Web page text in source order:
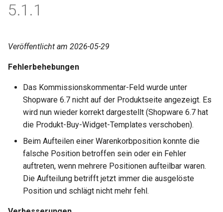
a
i
s
5.1.1
Veröffentlicht am 2026-05-29
Fehlerbehebungen
Das Kommissionskommentar-Feld wurde unter
Shopware 6.7 nicht auf der Produktseite angezeigt. Es
wird nun wieder korrekt dargestellt (Shopware 6.7 hat
die Produkt-Buy-Widget-Templates verschoben).
Beim Aufteilen einer Warenkorbposition konnte die
falsche Position betroffen sein oder ein Fehler
auftreten, wenn mehrere Positionen aufteilbar waren.
Die Aufteilung betrifft jetzt immer die ausgelöste
Position und schlägt nicht mehr fehl.